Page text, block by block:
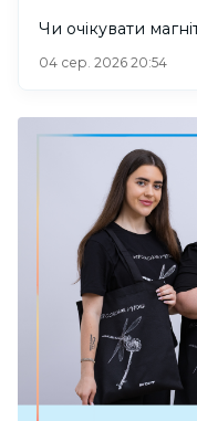
Чи очікувати
04 сер. 2026 20:54